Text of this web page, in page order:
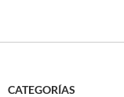
CATEGORÍAS